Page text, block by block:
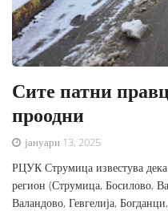
Сите патни
проодни
јануари 13, 2025
РЦУК Струмица известува
регион (Струмица, Босилово,
Валандово, Гевгелија,